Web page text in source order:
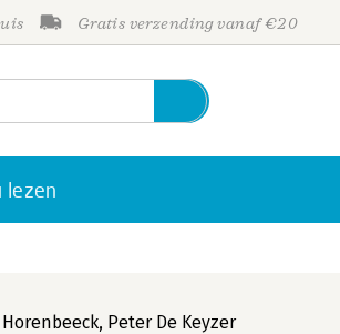
Gratis verzending vanaf €20
lezen
, Peter De Keyzer
Personen